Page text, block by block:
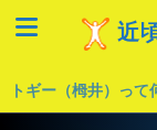
近
トギー（栂井）って